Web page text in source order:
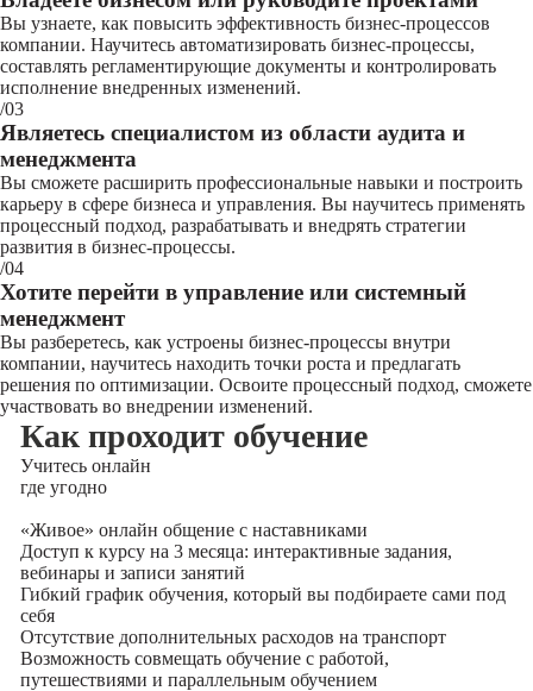
Вы узнаете, как повысить эффективность бизнес-процессов
компании. Научитесь автоматизировать бизнес-процессы,
составлять регламентирующие документы и контролировать
исполнение внедренных изменений.
/03
Являетесь специалистом из области аудита и
менеджмента
Вы сможете расширить профессиональные навыки и построить
карьеру в сфере бизнеса и управления. Вы научитесь применять
процессный подход, разрабатывать и внедрять стратегии
развития в бизнес-процессы.
/04
Хотите перейти в управление или системный
менеджмент
Вы разберетесь, как устроены бизнес-процессы внутри
компании, научитесь находить точки роста и предлагать
решения по оптимизации. Освоите процессный подход, сможете
участвовать во внедрении изменений.
Как проходит обучение
Учитесь онлайн
где угодно
«Живое» онлайн общение с наставниками
Доступ к курсу на 3 месяца: интерактивные задания,
вебинары и записи занятий
Гибкий график обучения, который вы подбираете сами под
себя
Отсутствие дополнительных расходов на транспорт
Возможность совмещать обучение с работой,
путешествиями и параллельным обучением